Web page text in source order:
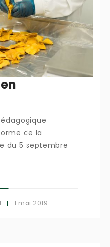
de la
du 5 septembre
1 mai 2019